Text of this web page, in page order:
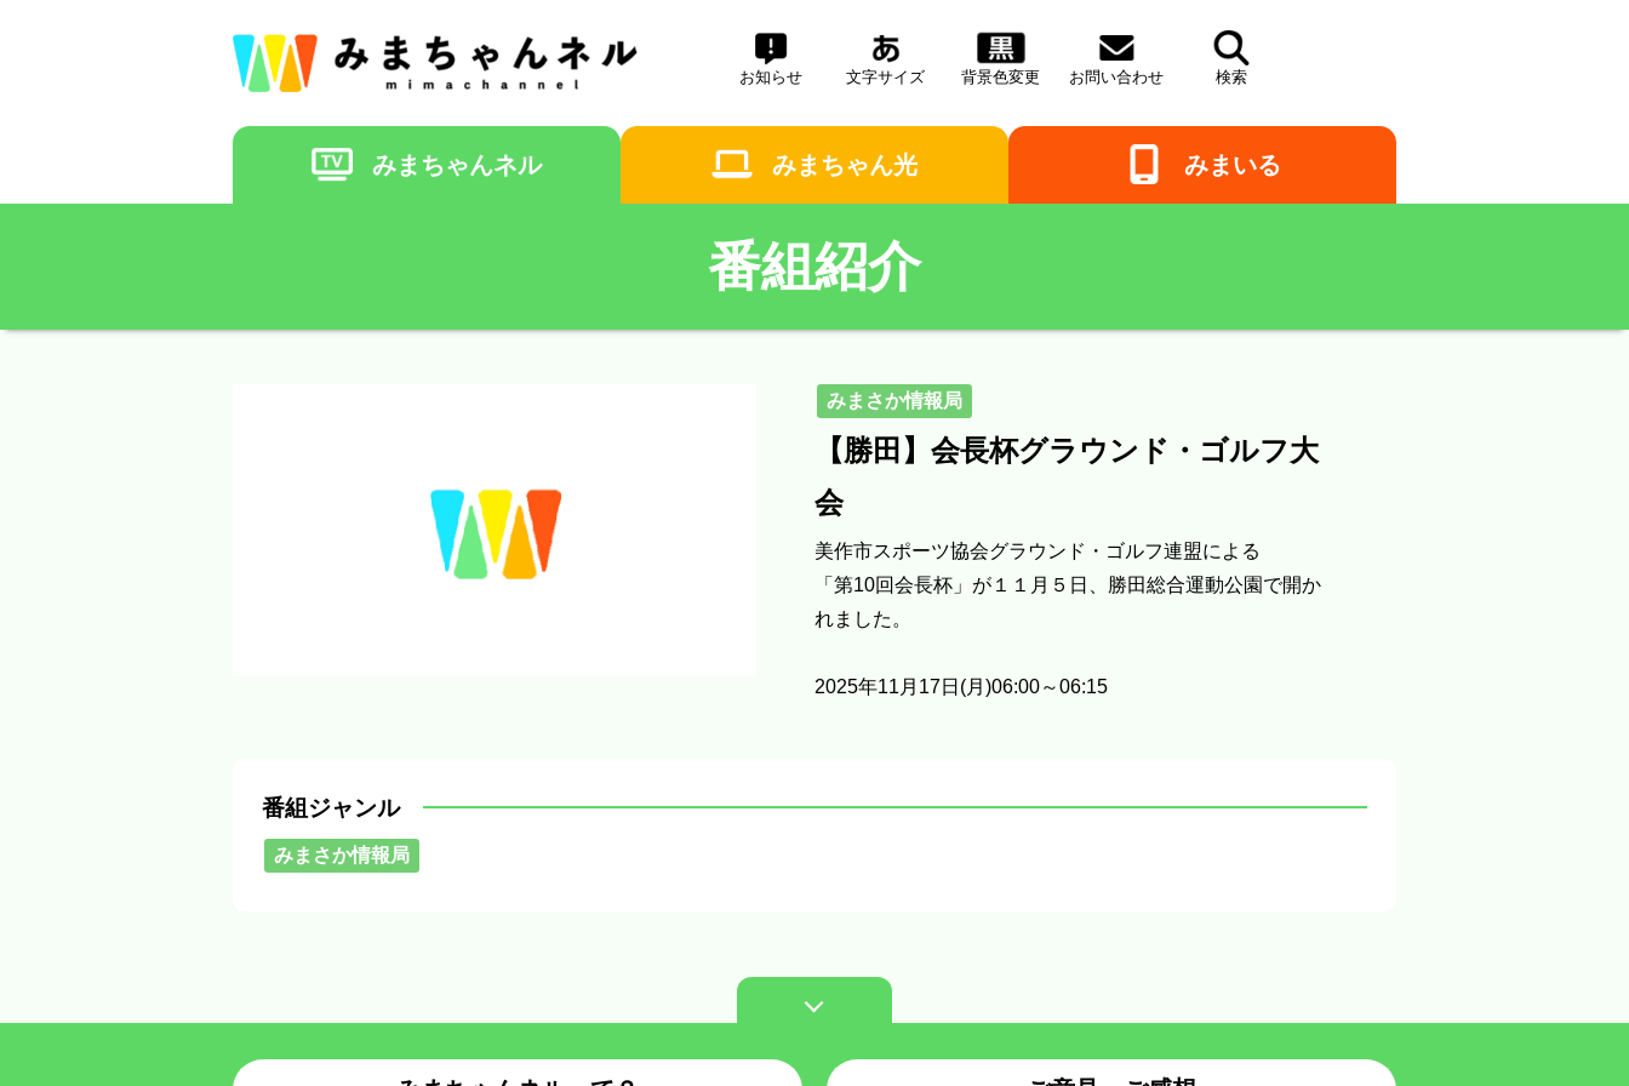
お知らせ 文字サイズ 背景色変更 お問い合わせ 検索
みまちゃんネル みまちゃん光 みまいる
番組紹介
みまさか情報局
【勝田】会長杯グラウンド・ゴルフ大
会
美作市スポーツ協会グラウンド・ゴルフ連盟による
「第10回会長杯」が１１月５日、勝田総合運動公園で開か
れました。
2025年11月17日(月)06:00～06:15
番組ジャンル
みまさか情報局